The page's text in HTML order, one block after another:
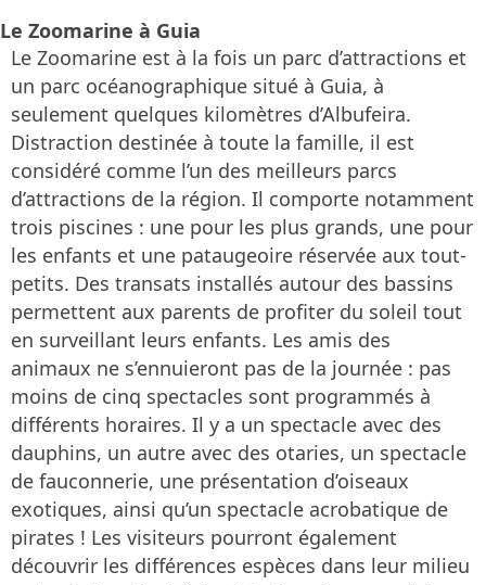
Le Zoomarine à Guia
Le Zoomarine est à la fois un parc d’attractions et
un parc océanographique situé à Guia, à
seulement quelques kilomètres d’Albufeira.
Distraction destinée à toute la famille, il est
considéré comme l’un des meilleurs parcs
d’attractions de la région. Il comporte notamment
trois piscines : une pour les plus grands, une pour
les enfants et une pataugeoire réservée aux tout-
petits. Des transats installés autour des bassins
permettent aux parents de profiter du soleil tout
en surveillant leurs enfants. Les amis des
animaux ne s’ennuieront pas de la journée : pas
moins de cinq spectacles sont programmés à
différents horaires. Il y a un spectacle avec des
dauphins, un autre avec des otaries, un spectacle
de fauconnerie, une présentation d’oiseaux
exotiques, ainsi qu’un spectacle acrobatique de
pirates ! Les visiteurs pourront également
découvrir les différences espèces dans leur milieu